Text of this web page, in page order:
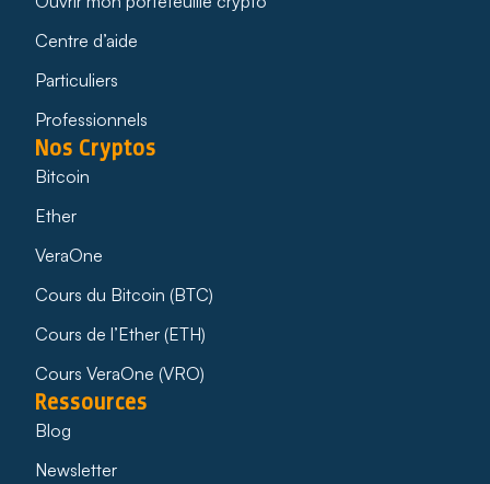
Centre d’aide
Particuliers
Professionnels
Nos Cryptos
Bitcoin
Ether
VeraOne
Cours du Bitcoin (BTC)
Cours de l’Ether (ETH)
Cours VeraOne (VRO)
Ressources
Blog
Newsletter